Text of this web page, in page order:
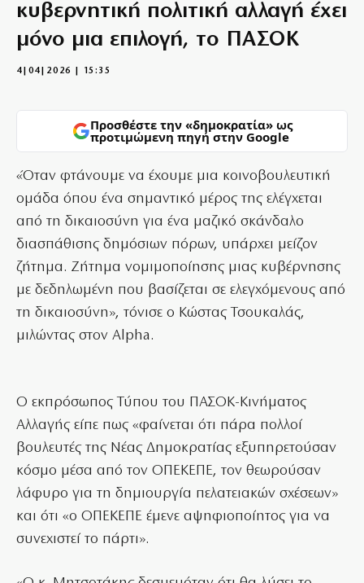
κυβερνητική πολιτική αλλαγή έχει
μόνο μια επιλογή, το ΠΑΣΟΚ
4|04|2026 | 15:35
Προσθέστε την «δημοκρατία» ως
προτιμώμενη πηγή στην Google
«Όταν φτάνουμε να έχουμε μια κοινοβουλευτική
ομάδα όπου ένα σημαντικό μέρος της ελέγχεται
από τη δικαιοσύνη για ένα μαζικό σκάνδαλο
διασπάθισης δημόσιων πόρων, υπάρχει μείζον
ζήτημα. Ζήτημα νομιμοποίησης μιας κυβέρνησης
με δεδηλωμένη που βασίζεται σε ελεγχόμενους από
τη δικαιοσύνη», τόνισε ο Κώστας Τσουκαλάς,
μιλώντας στον Alpha.
Ο εκπρόσωπος Τύπου του ΠΑΣΟΚ-Κινήματος
Αλλαγής είπε πως «φαίνεται ότι πάρα πολλοί
βουλευτές της Νέας Δημοκρατίας εξυπηρετούσαν
κόσμο μέσα από τον ΟΠΕΚΕΠΕ, τον θεωρούσαν
λάφυρο για τη δημιουργία πελατειακών σχέσεων»
και ότι «ο ΟΠΕΚΕΠΕ έμενε αψηφιοποίητος για να
συνεχιστεί το πάρτι».